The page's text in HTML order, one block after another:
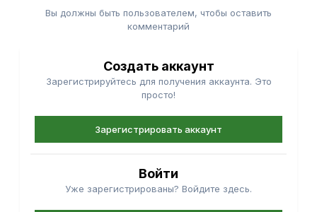
Вы должны быть пользователем, чтобы оставить
комментарий
Создать аккаунт
Зарегистрируйтесь для получения аккаунта. Это
просто!
Зарегистрировать аккаунт
Войти
Уже зарегистрированы? Войдите здесь.